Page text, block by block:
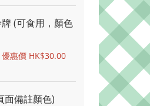
(可食用，顏色
優惠價 HK$30.00
面備註顏色)